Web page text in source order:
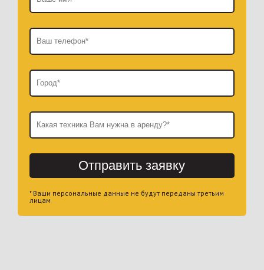
Отправить заявку
* Ваши персональные данные не будут переданы третьим
лицам